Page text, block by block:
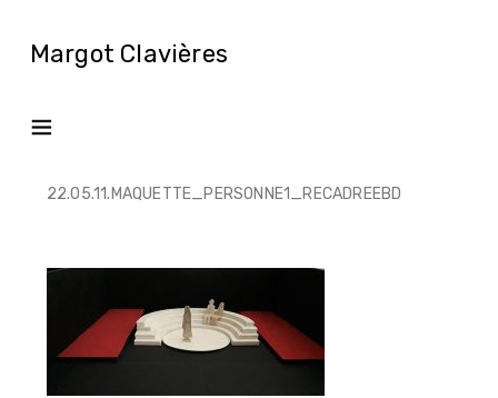
Margot Clavières
22.05.11.MAQUETTE_PERSONNE1_RECADREEBD